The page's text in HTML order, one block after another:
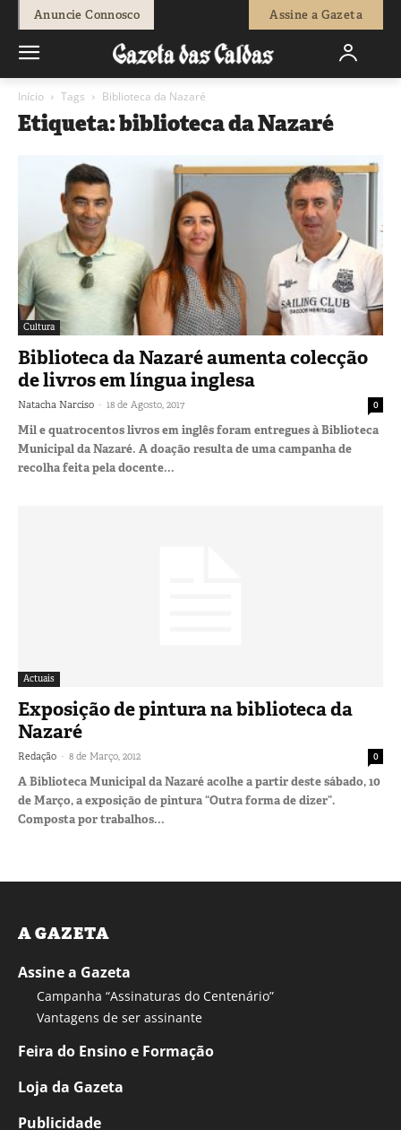
Anuncie Connosco Assine a Gazeta
Início Tags Biblioteca da Nazaré
Etiqueta: biblioteca da Nazaré
Cultura
Biblioteca da Nazaré aumenta colecção
de livros em língua inglesa
Natacha Narciso - 18 de Agosto, 2017 0
Mil e quatrocentos livros em inglês foram entregues à Biblioteca
Municipal da Nazaré. A doação resulta de uma campanha de
recolha feita pela docente...
Actuais
Exposição de pintura na biblioteca da
Nazaré
Redação - 8 de Março, 2012 0
A Biblioteca Municipal da Nazaré acolhe a partir deste sábado, 10
de Março, a exposição de pintura “Outra forma de dizer”.
Composta por trabalhos...
A GAZETA
Assine a Gazeta
Campanha “Assinaturas do Centenário”
Vantagens de ser assinante
Feira do Ensino e Formação
Loja da Gazeta
Publicidade